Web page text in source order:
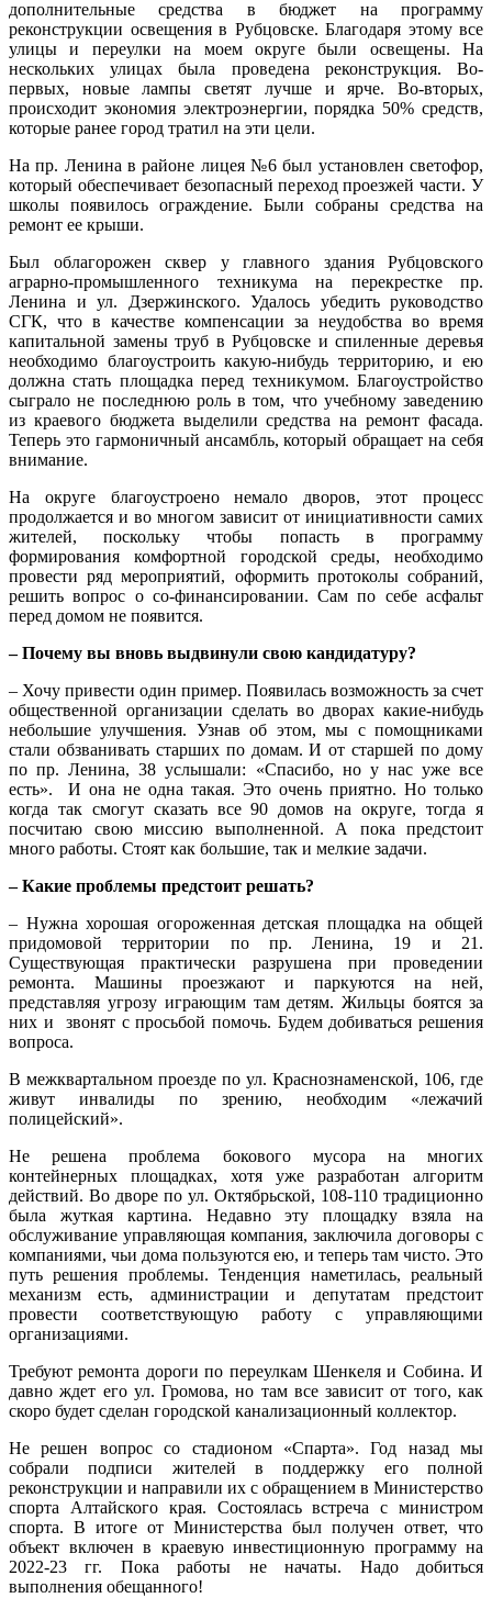
дополнительные средства в бюджет на программу
реконструкции освещения в Рубцовске. Благодаря этому все
улицы и переулки на моем округе были освещены. На
нескольких улицах была проведена реконструкция. Во-
первых, новые лампы светят лучше и ярче. Во-вторых,
происходит экономия электроэнергии, порядка 50% средств,
которые ранее город тратил на эти цели.
На пр. Ленина в районе лицея №6 был установлен светофор,
который обеспечивает безопасный переход проезжей части. У
школы появилось ограждение. Были собраны средства на
ремонт ее крыши.
Был облагорожен сквер у главного здания Рубцовского
аграрно-промышленного техникума на перекрестке пр.
Ленина и ул. Дзержинского. Удалось убедить руководство
СГК, что в качестве компенсации за неудобства во время
капитальной замены труб в Рубцовске и спиленные деревья
необходимо благоустроить какую-нибудь территорию, и ею
должна стать площадка перед техникумом. Благоустройство
сыграло не последнюю роль в том, что учебному заведению
из краевого бюджета выделили средства на ремонт фасада.
Теперь это гармоничный ансамбль, который обращает на себя
внимание.
На округе благоустроено немало дворов, этот процесс
продолжается и во многом зависит от инициативности самих
жителей, поскольку чтобы попасть в программу
формирования комфортной городской среды, необходимо
провести ряд мероприятий, оформить протоколы собраний,
решить вопрос о со-финансировании. Сам по себе асфальт
перед домом не появится.
– Почему вы вновь выдвинули свою кандидатуру?
– Хочу привести один пример. Появилась возможность за счет
общественной организации сделать во дворах какие-нибудь
небольшие улучшения. Узнав об этом, мы с помощниками
стали обзванивать старших по домам. И от старшей по дому
по пр. Ленина, 38 услышали: «Спасибо, но у нас уже все
есть». И она не одна такая. Это очень приятно. Но только
когда так смогут сказать все 90 домов на округе, тогда я
посчитаю свою миссию выполненной. А пока предстоит
много работы. Стоят как большие, так и мелкие задачи.
– Какие проблемы предстоит решать?
– Нужна хорошая огороженная детская площадка на общей
придомовой территории по пр. Ленина, 19 и 21.
Существующая практически разрушена при проведении
ремонта. Машины проезжают и паркуются на ней,
представляя угрозу играющим там детям. Жильцы боятся за
них и звонят с просьбой помочь. Будем добиваться решения
вопроса.
В межквартальном проезде по ул. Краснознаменской, 106, где
живут инвалиды по зрению, необходим «лежачий
полицейский».
Не решена проблема бокового мусора на многих
контейнерных площадках, хотя уже разработан алгоритм
действий. Во дворе по ул. Октябрьской, 108-110 традиционно
была жуткая картина. Недавно эту площадку взяла на
обслуживание управляющая компания, заключила договоры с
компаниями, чьи дома пользуются ею, и теперь там чисто. Это
путь решения проблемы. Тенденция наметилась, реальный
механизм есть, администрации и депутатам предстоит
провести соответствующую работу с управляющими
организациями.
Требуют ремонта дороги по переулкам Шенкеля и Собина. И
давно ждет его ул. Громова, но там все зависит от того, как
скоро будет сделан городской канализационный коллектор.
Не решен вопрос со стадионом «Спарта». Год назад мы
собрали подписи жителей в поддержку его полной
реконструкции и направили их с обращением в Министерство
спорта Алтайского края. Состоялась встреча с министром
спорта. В итоге от Министерства был получен ответ, что
объект включен в краевую инвестиционную программу на
2022-23 гг. Пока работы не начаты. Надо добиться
выполнения обещанного!